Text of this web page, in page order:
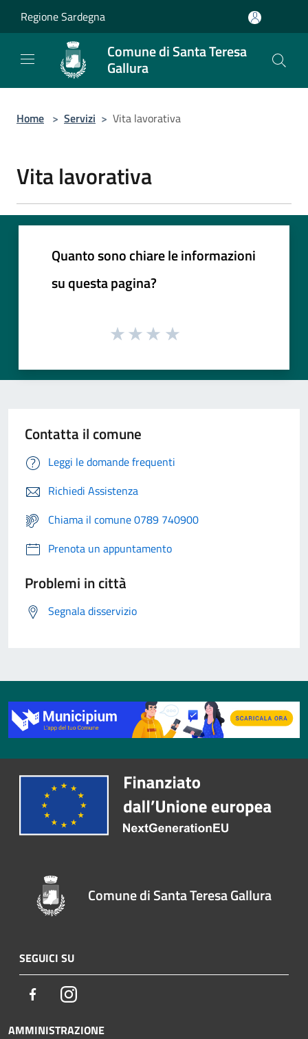
Regione Sardegna
Comune di Santa Teresa
Gallura
Home > Servizi > Vita lavorativa
Vita lavorativa
Quanto sono chiare le informazioni
su questa pagina?
Contatta il comune
Leggi le domande frequenti
Richiedi Assistenza
Chiama il comune 0789 740900
Prenota un appuntamento
Problemi in città
Segnala disservizio
Comune di Santa Teresa Gallura
SEGUICI SU
FacebookInstagram
AMMINISTRAZIONE